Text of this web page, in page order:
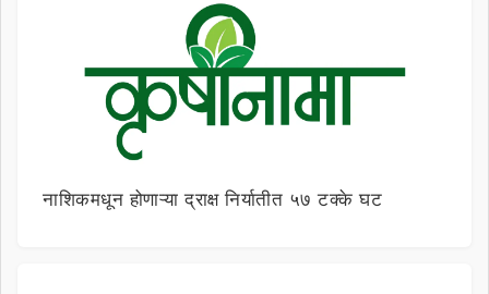
नाशिकमधून होणाऱ्या द्राक्ष निर्यातीत ५७ टक्के घट